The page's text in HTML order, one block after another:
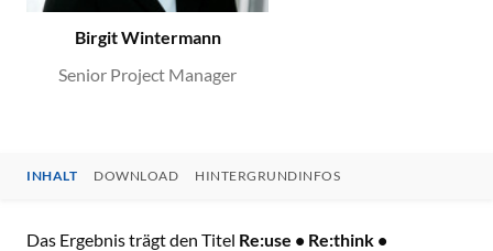
Birgit Wintermann
Senior Project Manager
INHALT DOWNLOAD HINTERGRUNDINFOS
INHALT
Das Ergebnis trägt den Titel Re:use • Re:think •